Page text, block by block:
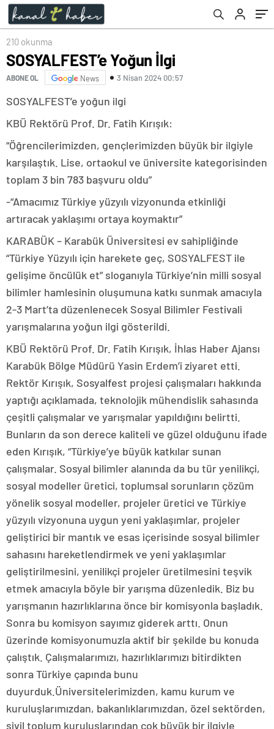
210 okunma
SOSYALFEST’e Yoğun İlgi
ABONE OL News 3 Nisan 2024 00:57
SOSYALFEST’e yoğun ilgi
KBÜ Rektörü Prof. Dr. Fatih Kırışık:
“Öğrencilerimizden, gençlerimizden büyük bir ilgiyle
karşılaştık. Lise, ortaokul ve üniversite kategorisinden
toplam 3 bin 783 başvuru oldu”
-“Amacımız Türkiye yüzyılı vizyonunda etkinliği
artıracak yaklaşımı ortaya koymaktır”
KARABÜK – Karabük Üniversitesi ev sahipliğinde
“Türkiye Yüzyılı için harekete geç, SOSYALFEST ile
gelişime öncülük et” sloganıyla Türkiye’nin milli sosyal
bilimler hamlesinin oluşumuna katkı sunmak amacıyla
2-3 Mart’ta düzenlenecek Sosyal Bilimler Festivali
yarışmalarına yoğun ilgi gösterildi.
KBÜ Rektörü Prof. Dr. Fatih Kırışık, İhlas Haber Ajansı
Karabük Bölge Müdürü Yasin Erdem’i ziyaret etti.
Rektör Kırışık, Sosyalfest projesi çalışmaları hakkında
yaptığı açıklamada, teknolojik mühendislik sahasında
çeşitli çalışmalar ve yarışmalar yapıldığını belirtti.
Bunların da son derece kaliteli ve güzel olduğunu ifade
eden Kırışık, “Türkiye’ye büyük katkılar sunan
çalışmalar. Sosyal bilimler alanında da bu tür yenilikçi,
sosyal modeller üretici, toplumsal sorunların çözüm
yönelik sosyal modeller, projeler üretici ve Türkiye
yüzyılı vizyonuna uygun yeni yaklaşımlar, projeler
geliştirici bir mantık ve esas içerisinde sosyal bilimler
sahasını hareketlendirmek ve yeni yaklaşımlar
geliştirilmesini, yenilikçi projeler üretilmesini teşvik
etmek amacıyla böyle bir yarışma düzenledik. Biz bu
yarışmanın hazırlıklarına önce bir komisyonla başladık.
Sonra bu komisyon sayımız giderek arttı. Onun
üzerinde komisyonumuzla aktif bir şekilde bu konuda
çalıştık. Çalışmalarımızı, hazırlıklarımızı bitirdikten
sonra Türkiye çapında bunu
duyurduk.Üniversitelerimizden, kamu kurum ve
kuruluşlarımızdan, bakanlıklarımızdan, özel sektörden,
sivil toplum kuruluşlarından çok büyük bir ilgiyle